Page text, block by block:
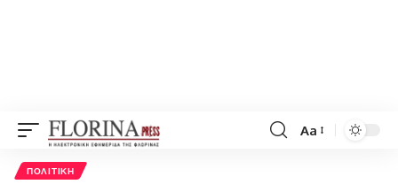
Font
Aa
ΠΟΛΙΤΙΚΉ